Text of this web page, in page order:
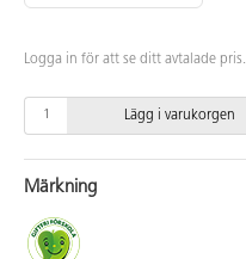
Logga in för att se ditt avtalade pris.
Lägg i varukorgen
Märkning